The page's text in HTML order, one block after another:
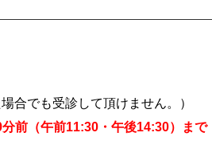
合でも受診して頂けません。）
前（午前11:30・午後14:30）まで